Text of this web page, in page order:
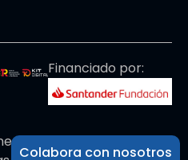
Colabora con nosotros
Financiado por:
de código accesible